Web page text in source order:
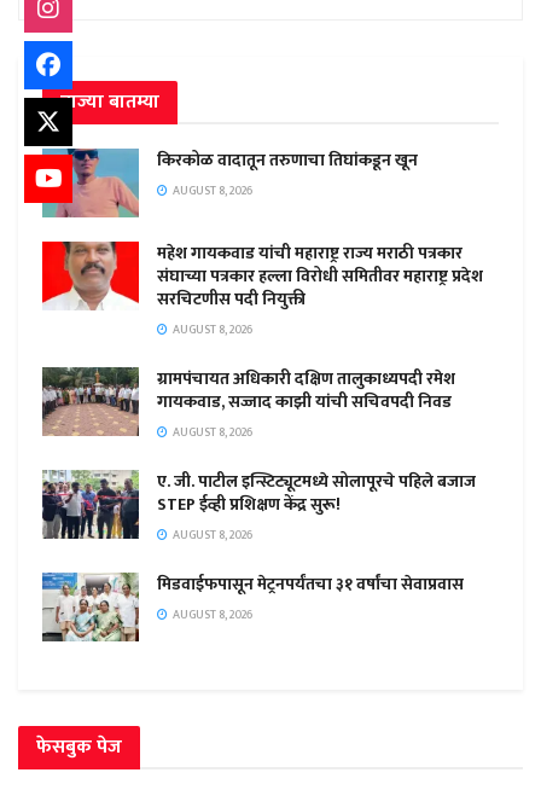
ताज्या बातम्या
किरकोळ वादातून तरुणाचा तिघांकडून खून
AUGUST 8, 2026
महेश गायकवाड यांची महाराष्ट्र राज्य मराठी पत्रकार
संघाच्या पत्रकार हल्ला विरोधी समितीवर महाराष्ट्र प्रदेश
सरचिटणीस पदी नियुक्ती
AUGUST 8, 2026
ग्रामपंचायत अधिकारी दक्षिण तालुकाध्यपदी रमेश
गायकवाड, सज्जाद काझी यांची सचिवपदी निवड
AUGUST 8, 2026
ए. जी. पाटील इन्स्टिट्यूटमध्ये सोलापूरचे पहिले बजाज
STEP ईव्ही प्रशिक्षण केंद्र सुरू!
AUGUST 8, 2026
मिडवाईफपासून मेट्रनपर्यंतचा ३१ वर्षांचा सेवाप्रवास
AUGUST 8, 2026
फेसबुक पेज